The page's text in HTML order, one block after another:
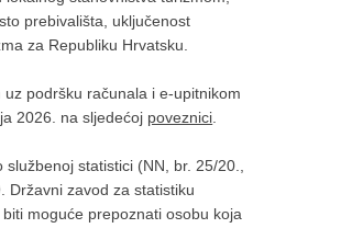
prebivališta, uključenost
za Republiku Hrvatsku.
podršku računala i e-upitnikom
2026. na sljedećoj poveznici
statistici (NN, br. 25/20.,
Državni zavod za statistiku
moguće prepoznati osobu koja